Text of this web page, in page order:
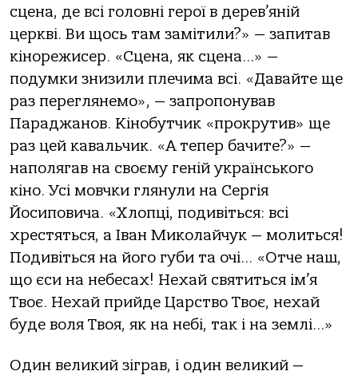
сцена, де всі головні герої в дерев’яній
церкві. Ви щось там замітили?» — запитав
кінорежисер. «Сцена, як сцена…» —
подумки знизили плечима всі. «Давайте ще
раз переглянемо», — запропонував
Параджанов. Кінобутчик «прокрутив» ще
раз цей кавальчик. «А тепер бачите?» —
наполягав на своєму геній українського
кіно. Усі мовчки глянули на Сергія
Йосиповича. «Хлопці, подивіться: всі
хрестяться, а Іван Миколайчук — молиться!
Подивіться на його губи та очі… «Отче наш,
що єси на небесах! Нехай святиться ім’я
Твоє. Нехай прийде Царство Твоє, нехай
буде воля Твоя, як на небі, так і на землі…»
Один великий зіграв, і один великий —